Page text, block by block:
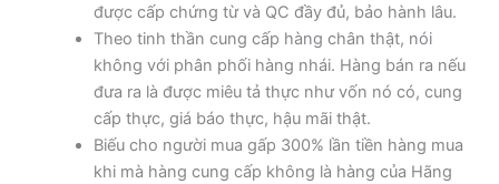
được cấp chứng từ và QC đầy đủ, bảo hành lâu.
Theo tinh thần cung cấp hàng chân thật, nói
không với phân phối hàng nhái. Hàng bán ra nếu
đưa ra là được miêu tả thực như vốn nó có, cung
cấp thực, giá báo thực, hậu mãi thật.
Biếu cho người mua gấp 300% lần tiền hàng mua
khi mà hàng cung cấp không là hàng của Hãng